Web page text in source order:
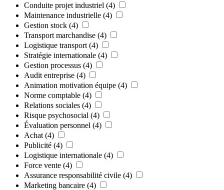
Conduite projet industriel (4)
Maintenance industrielle (4)
Gestion stock (4)
Transport marchandise (4)
Logistique transport (4)
Stratégie internationale (4)
Gestion processus (4)
Audit entreprise (4)
Animation motivation équipe (4)
Norme comptable (4)
Relations sociales (4)
Risque psychosocial (4)
Évaluation personnel (4)
Achat (4)
Publicité (4)
Logistique internationale (4)
Force vente (4)
Assurance responsabilité civile (4)
Marketing bancaire (4)